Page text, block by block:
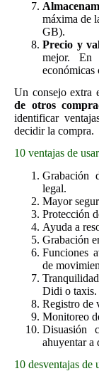
máxima de
GB).
Precio y
mejor. En
económicas
Un consejo extra
de otros
identificar
decidir la compra.
10 ventajas de
Grabación
legal.
Mayor
Protección
Ayuda a
Grabación
Funciones
de
Didi o taxis.
Registro de
Monitoreo
Disuasión
ahuyentar a
10 desventajas de